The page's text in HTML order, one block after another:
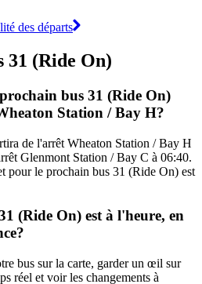
des départs
31 (Ride On)
bus 31 (Ride On)
Station / Bay H?
de l'arrêt Wheaton Station / Bay H
Glenmont Station / Bay C à 06:40.
pour le prochain bus 31 (Ride On) est
(Ride On) est à l'heure, en
bus sur la carte, garder un œil sur
réel et voir les changements à